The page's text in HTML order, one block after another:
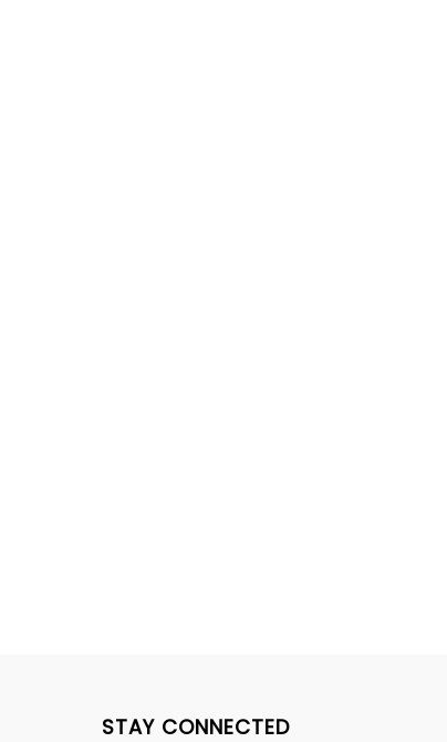
STAY CONNECTED